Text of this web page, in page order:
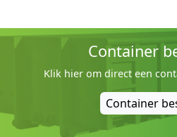
Container
Klik hier om direct een
Container